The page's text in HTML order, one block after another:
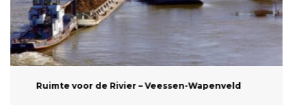
Ruimte voor de Rivier – IJsseldelta